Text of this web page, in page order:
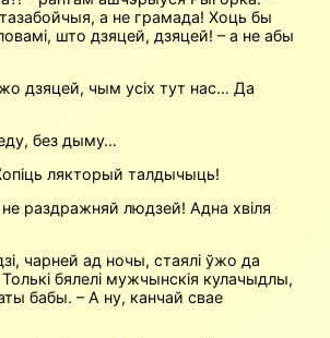
а не грамада! Хоць бы
што дзяцей, дзяцей! – а не абы
дзяцей, чым усіх тут нас… Да
без дыму…
лякторый талдычыць!
раздражняй людзей! Адна хвіля
чарней ад ночы, стаялі ўжо да
бялелі мужчынскія кулачыдлы,
бабы. – А ну, канчай свае